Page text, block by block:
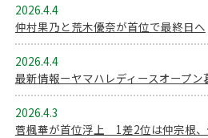
2026.4.4
仲村果乃と荒木優奈が首位で最終日へ
2026.4.4
最新情報ーヤマハレディースオープ
2026.4.3
菅楓華が首位浮上 1差2位は仲宗根